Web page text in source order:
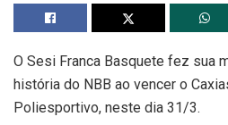
O Sesi Franca Basquete fez sua
história do NBB ao vencer o
Poliesportivo, neste dia 31/3.